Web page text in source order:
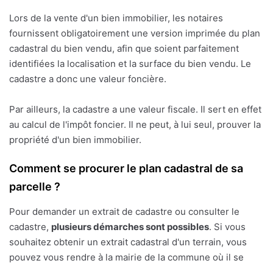
Lors de la vente d'un bien immobilier, les notaires
fournissent obligatoirement une version imprimée du plan
cadastral du bien vendu, afin que soient parfaitement
identifiées la localisation et la surface du bien vendu. Le
cadastre a donc une valeur foncière.
Par ailleurs, la cadastre a une valeur fiscale. Il sert en effet
au calcul de l'impôt foncier. Il ne peut, à lui seul, prouver la
propriété d'un bien immobilier.
Comment se procurer le plan cadastral de sa
parcelle ?
Pour demander un extrait de cadastre ou consulter le
cadastre, plusieurs démarches sont possibles. Si vous
souhaitez obtenir un extrait cadastral d'un terrain, vous
pouvez vous rendre à la mairie de la commune où il se